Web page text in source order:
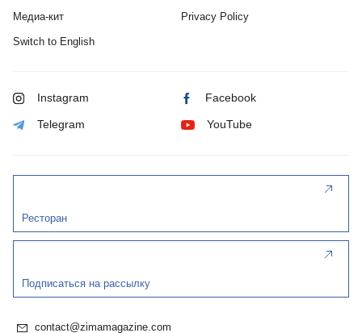
Медиа-кит Privacy Policy
Switch to English
Instagram Facebook
Telegram YouTube
Ресторан
Подписаться на рассылку
contact@zimamagazine.com